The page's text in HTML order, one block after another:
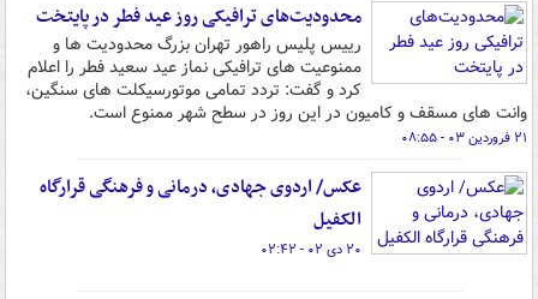
محدودیت‌های ترافیکی روز عید فطر در پایتخت
رییس پلیس راهور تهران بزرگ محدودیت ها و
ممنوعیت های ترافیکی نماز عید سعید فطر را اعلام
کرد و گفت: تردد تمامی موتورسیکلت های سنگین،
وانت های مسقف و کامیون در این روز در سطح شهر ممنوع است.
۲۱ فروردین ۰۳ - ۰۸:۵۵
عکس/ اردوی جهادی، درمانی و فرهنگی قرارگاه
الکفیل
۲۰ دی ۰۲ - ۰۲:۴۲